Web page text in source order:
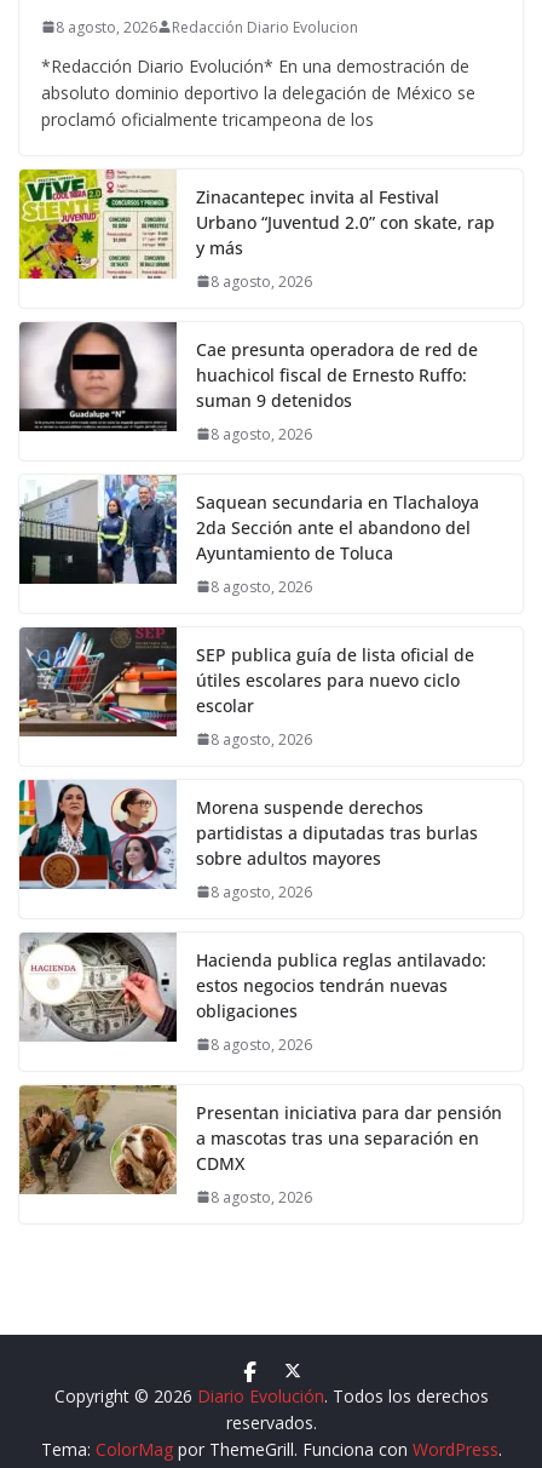
8 agosto, 2026 Redacción Diario Evolucion
*Redacción Diario Evolución* En una demostración de
absoluto dominio deportivo la delegación de México se
proclamó oficialmente tricampeona de los
Zinacantepec invita al Festival
Urbano “Juventud 2.0” con skate, rap
y más
8 agosto, 2026
Cae presunta operadora de red de
huachicol fiscal de Ernesto Ruffo:
suman 9 detenidos
8 agosto, 2026
Saquean secundaria en Tlachaloya
2da Sección ante el abandono del
Ayuntamiento de Toluca
8 agosto, 2026
SEP publica guía de lista oficial de
útiles escolares para nuevo ciclo
escolar
8 agosto, 2026
Morena suspende derechos
partidistas a diputadas tras burlas
sobre adultos mayores
8 agosto, 2026
Hacienda publica reglas antilavado:
estos negocios tendrán nuevas
obligaciones
8 agosto, 2026
Presentan iniciativa para dar pensión
a mascotas tras una separación en
CDMX
8 agosto, 2026
Copyright © 2026 Diario Evolución. Todos los derechos
reservados.
Tema: ColorMagpor ThemeGrill. Funciona con WordPress.